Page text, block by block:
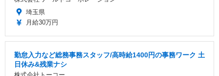
埼玉県
月給30万円
勤怠入力など総務事務スタッフ/高時給1400円の事務ワーク 土
日休み&残業ナシ